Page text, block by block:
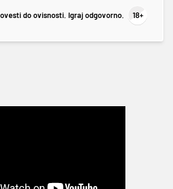
do ovisnosti. Igraj odgovorno.